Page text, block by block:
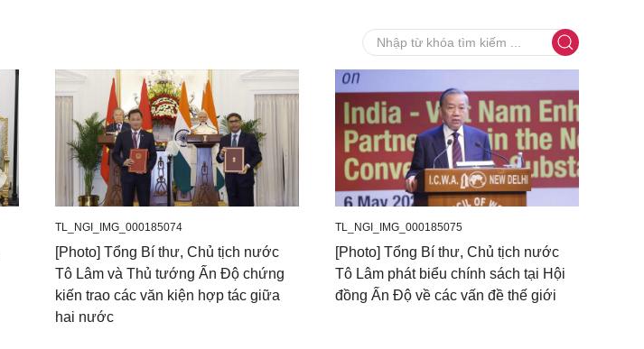
TL_NGI_IMG_000185074
[Photo] Tổng Bí thư, Chủ tịch nước
Tô Lâm và Thủ tướng Ấn Độ chứng
kiến trao các văn kiện hợp tác giữa
hai nước
TL_NGI_IMG_000185075
[Photo] Tổng Bí thư, Chủ tịch nước
Tô Lâm phát biểu chính sách tại Hội
đồng Ấn Độ về các vấn đề thế giới